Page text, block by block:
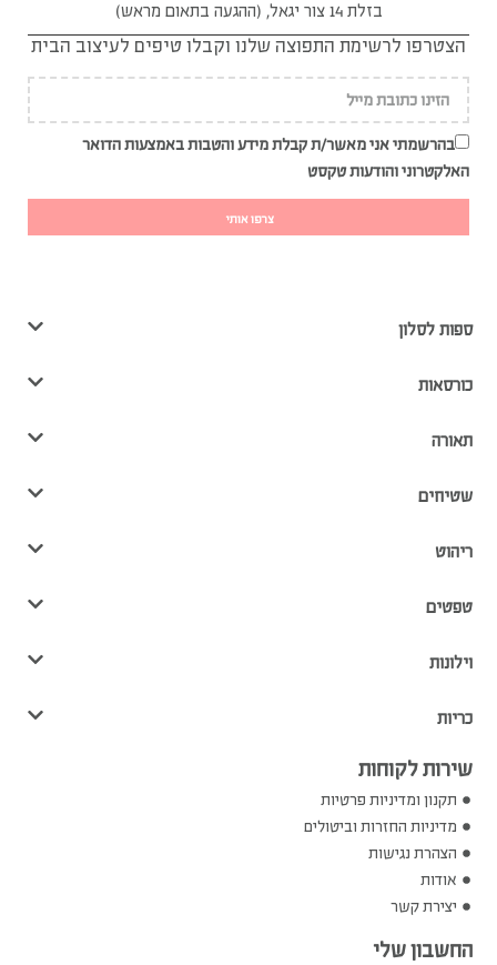
בזלת 14 צור יגאל, (ההגעה בתאום מראש)
הצטרפו לרשימת התפוצה שלנו וקבלו טיפים לעיצוב הבית
בהרשמתי אני מאשר/ת קבלת מידע והטבות באמצעות הדואר
האלקטרוני והודעות טקסט
צרפו אותי
ספות לסלון
כורסאות
תאורה
שטיחים
ריהוט
טפטים
וילונות
כריות
שירות לקוחות
תקנון ומדיניות פרטיות
מדיניות החזרות וביטולים
הצהרת נגישות
אודות
יצירת קשר
החשבון שלי